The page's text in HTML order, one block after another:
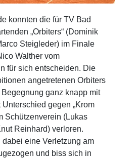
konnten die für TV Bad
„Orbiters“ (Dominik
Steigleder) im Finale
Walther vom
für sich entscheiden. Die
angetretenen Orbiters
Begegnung ganz knapp mit
gegen „Krom
Schützenverein (Lukas
Reinhard) verloren.
dabei eine Verletzung am
und biss sich in